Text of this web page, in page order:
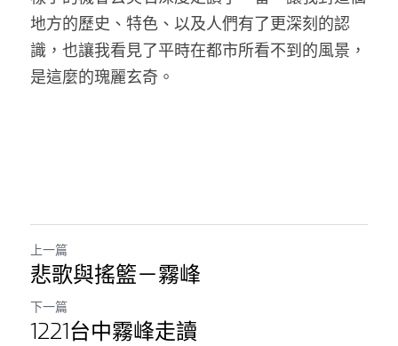
地方的歷史、特色、以及人們有了更深刻的認
識，也讓我看見了平時在都市所看不到的風景，
是這麼的瑰麗玄奇。
上一篇
悲歌與搖籃－霧峰
下一篇
1221台中霧峰走讀